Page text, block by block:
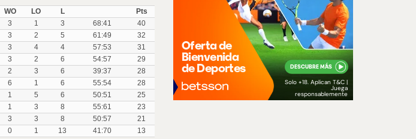
WO LO L
Pts
3 1 3 68:41
40
3 2 5 61:49
32
3 4 4 57:53
31
3 2 6 54:57
29
2 3 6 39:37
28
6 1 6 55:54
28
1 5 6 50:51
25
1 3 8 55:61
23
3 3 8 50:57
21
0 1 13 41:70 13